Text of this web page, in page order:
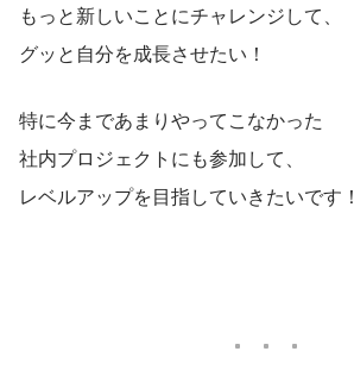
もっと新しいことにチャレンジして、
グッと自分を成長させたい！
特に今まであまりやってこなかった
社内プロジェクトにも参加して、
レベルアップを目指していきたいです！